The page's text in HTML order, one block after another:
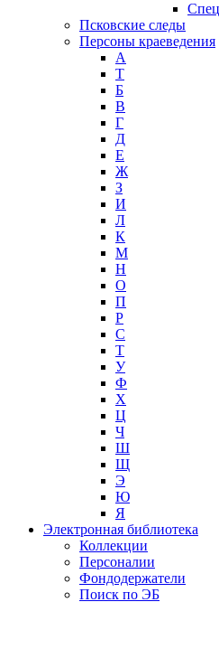
Псковские следы
Персоны краеведения
А
T
Б
В
Г
Д
Е
Ж
З
И
Л
К
М
Н
О
П
Р
С
Т
У
Ф
Х
Ц
Ч
Ш
Щ
Э
Ю
Я
Электронная библиотека
Коллекции
Персоналии
Фондодержатели
Поиск по ЭБ